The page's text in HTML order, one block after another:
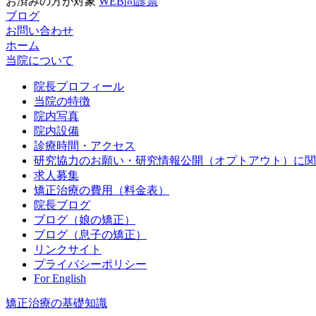
ブログ
お問い合わせ
ホーム
当院について
院長プロフィール
当院の特徴
院内写真
院内設備
診療時間・アクセス
研究協力のお願い・研究情報公開（オプトアウト）に
求人募集
矯正治療の費用（料金表）
院長ブログ
ブログ（娘の矯正）
ブログ（息子の矯正）
リンクサイト
プライバシーポリシー
For English
矯正治療の基礎知識